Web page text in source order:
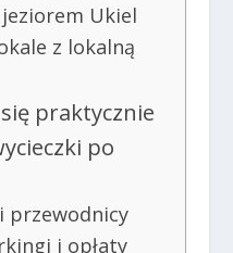
Ukiel
z lokalną
praktycznie
po
przewodnicy
i opłaty